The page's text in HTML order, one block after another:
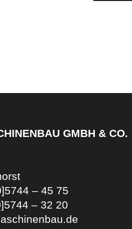
GMBH & CO.
– 45 75
– 32 20